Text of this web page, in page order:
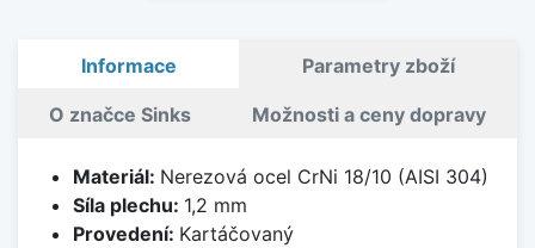
Informace Parametry zboží
O značce Sinks Možnosti a ceny dopravy
Materiál: Nerezová ocel CrNi 18/10 (AISI 304)
Síla plechu: 1,2 mm
Provedení: Kartáčovaný